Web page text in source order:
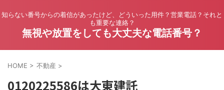
知らない番号からの着信があったけど、どういった用件？営業電話？それと
も重要な連絡？
無視や放置をしても大丈夫な電話番号？
HOME > 不動産 >
0120225586は大東建託